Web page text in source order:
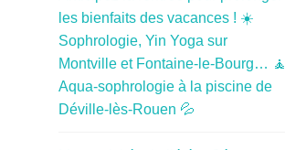
les bienfaits des vacances ! ☀️
Sophrologie, Yin Yoga sur
Montville et Fontaine-le-Bourg… 🧘
Aqua-sophrologie à la piscine de
Déville-lès-Rouen 💦